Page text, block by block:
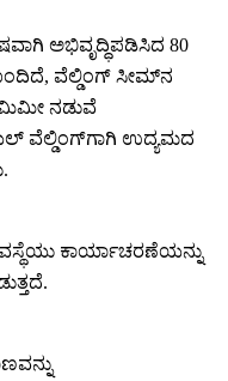
ಅಭಿವೃದ್ಧಿಪಡಿಸಿದ 80
ವೆಲ್ಡಿಂಗ್ ಸೀಮ್‌ನ
ಮಿಮೀ ನಡುವೆ
ವೆಲ್ಡಿಂಗ್‌ಗಾಗಿ ಉದ್ಯಮದ
ಕಾರ್ಯಾಚರಣೆಯನ್ನು